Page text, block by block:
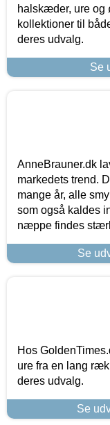
halskæder, ure og
kollektioner til
deres udvalg.
Se
AnneBrauner.dk
markedets trend.
mange år, alle
som også kaldes
næppe findes
Se
Hos
ure fra en lang
deres udvalg.
Se